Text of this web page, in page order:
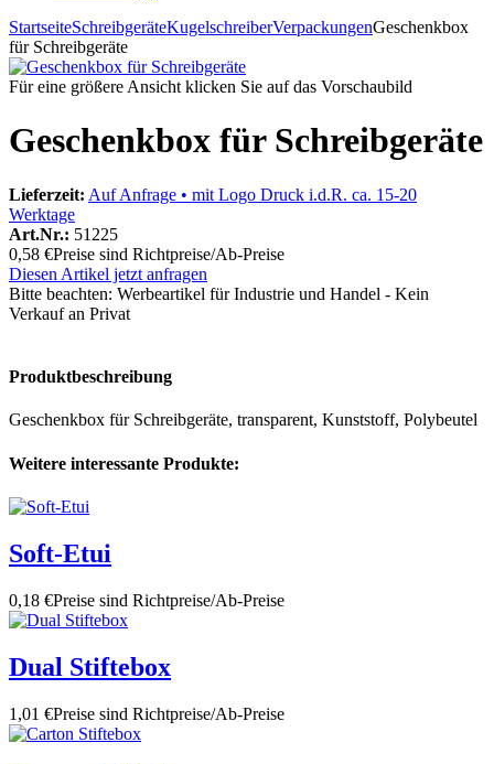
StartseiteSchreibgeräteKugelschreiberVerpackungenGeschenkbox
für Schreibgeräte
Für eine größere Ansicht klicken Sie auf das Vorschaubild
Geschenkbox für Schreibgeräte
Lieferzeit: Auf Anfrage • mit Logo Druck i.d.R. ca. 15-20
Werktage
Art.Nr.: 51225
0,58 €Preise sind Richtpreise/Ab-Preise
Diesen Artikel jetzt anfragen
Bitte beachten: Werbeartikel für Industrie und Handel - Kein
Verkauf an Privat
Produktbeschreibung
Geschenkbox für Schreibgeräte, transparent, Kunststoff, Polybeutel
Weitere interessante Produkte:
Soft-Etui
0,18 €Preise sind Richtpreise/Ab-Preise
Dual Stiftebox
1,01 €Preise sind Richtpreise/Ab-Preise